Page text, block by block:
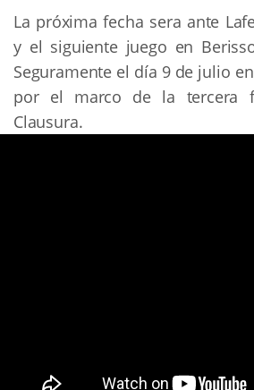
La próxima fecha sera ante
y el siguiente juego en
Seguramente el día 9 de julio
por el marco de la tercera
Clausura.